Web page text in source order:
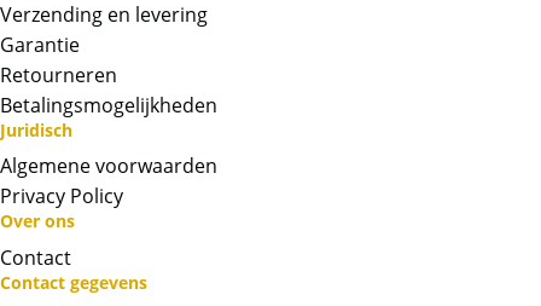
Chat met ons
Verzending en levering
Garantie
Retourneren
Betalingsmogelijkheden
Juridisch
Algemene voorwaarden
Privacy Policy
Over ons
Contact
Contact gegevens